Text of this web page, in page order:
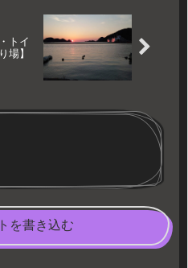
トイ
場】
を書き込む